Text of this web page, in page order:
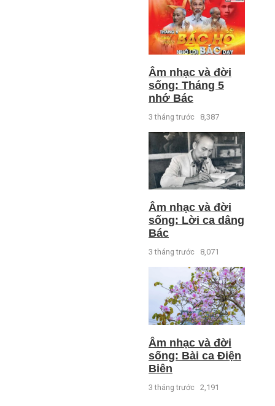
Âm nhạc và đời
sống: Tháng 5
nhớ Bác
3 tháng trước 8,387
Âm nhạc và đời
sống: Lời ca dâng
Bác
3 tháng trước 8,071
Âm nhạc và đời
sống: Bài ca Điện
Biên
3 tháng trước 2,191